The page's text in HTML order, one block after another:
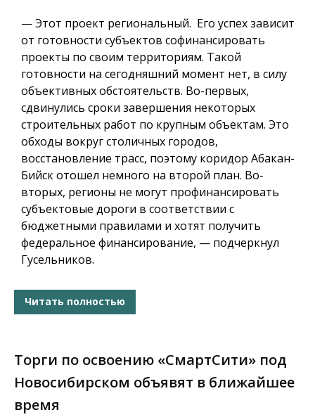
— Этот проект региональный. Его успех зависит
от готовности субъектов софинансировать
проекты по своим территориям. Такой
готовности на сегодняшний момент нет, в силу
объективных обстоятельств. Во-первых,
сдвинулись сроки завершения некоторых
строительных работ по крупным объектам. Это
обходы вокруг столичных городов,
восстановление трасс, поэтому коридор Абакан-
Бийск отошел немного на второй план. Во-
вторых, регионы не могут профинансировать
субъектовые дороги в соответствии с
бюджетными правилами и хотят получить
федеральное финансирование, — подчеркнул
Гусельников.
Читать полностью
Торги по освоению «СмартСити» под
Новосибирском объявят в ближайшее
время